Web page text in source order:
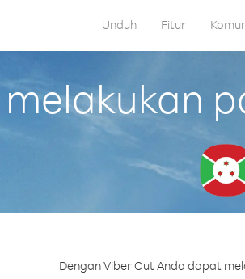
Unduh Fitur
Dengan Viber Out Anda dapat